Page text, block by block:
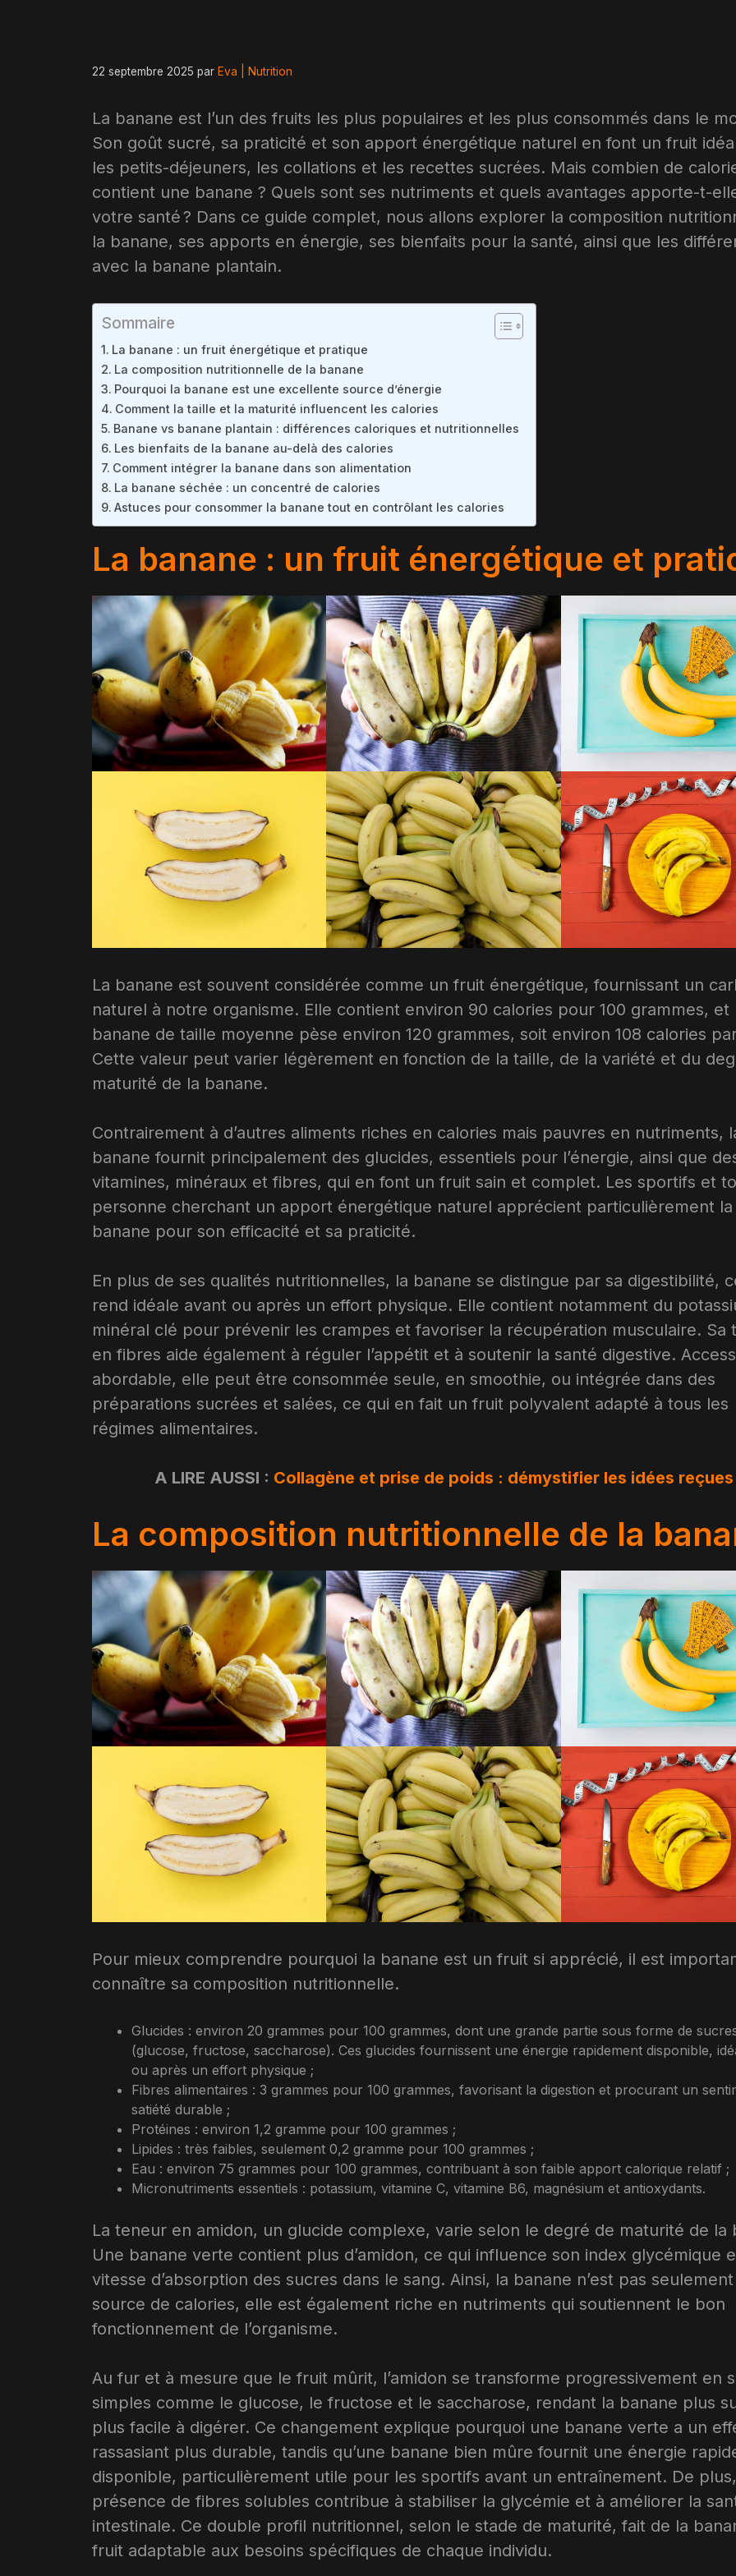
22 septembre 2025 par Eva | Nutrition
La banane est l’un des fruits les plus populaires et les plus consommés dans le
Son goût sucré, sa praticité et son apport énergétique naturel en font un fruit
les petits-déjeuners, les collations et les recettes sucrées. Mais combien de
contient une banane ? Quels sont ses nutriments et quels avantages apporte-t-
votre santé ? Dans ce guide complet, nous allons explorer la composition
la banane, ses apports en énergie, ses bienfaits pour la santé, ainsi que les
avec la banane plantain.
Sommaire
La banane : un fruit énergétique et pratique
La composition nutritionnelle de la banane
Pourquoi la banane est une excellente source d’énergie
Comment la taille et la maturité influencent les calories
Banane vs banane plantain : différences caloriques et nutritionnelles
Les bienfaits de la banane au-delà des calories
Comment intégrer la banane dans son alimentation
La banane séchée : un concentré de calories
Astuces pour consommer la banane tout en contrôlant les calories
La banane : un fruit énergétique et
La banane est souvent considérée comme un fruit énergétique, fournissant un
naturel à notre organisme. Elle contient environ 90 calories pour 100 grammes, et
banane de taille moyenne pèse environ 120 grammes, soit environ 108 calories
Cette valeur peut varier légèrement en fonction de la taille, de la variété et du
maturité de la banane.
Contrairement à d’autres aliments riches en calories mais pauvres en nutriments,
banane fournit principalement des glucides, essentiels pour l’énergie, ainsi que
vitamines, minéraux et fibres, qui en font un fruit sain et complet. Les sportifs et
personne cherchant un apport énergétique naturel apprécient particulièrement la
banane pour son efficacité et sa praticité.
En plus de ses qualités nutritionnelles, la banane se distingue par sa digestibilité,
rend idéale avant ou après un effort physique. Elle contient notamment du
minéral clé pour prévenir les crampes et favoriser la récupération musculaire. Sa
en fibres aide également à réguler l’appétit et à soutenir la santé digestive.
abordable, elle peut être consommée seule, en smoothie, ou intégrée dans des
préparations sucrées et salées, ce qui en fait un fruit polyvalent adapté à tous les
régimes alimentaires.
A LIRE AUSSI : Collagène et prise de poids : démystifier les idées reçues
La composition nutritionnelle de la
Pour mieux comprendre pourquoi la banane est un fruit si apprécié, il est
connaître sa composition nutritionnelle.
Glucides : environ 20 grammes pour 100 grammes, dont une grande partie sous forme de
(glucose, fructose, saccharose). Ces glucides fournissent une énergie rapidement disponible,
ou après un effort physique ;
Fibres alimentaires : 3 grammes pour 100 grammes, favorisant la digestion et procurant un
satiété durable ;
Protéines : environ 1,2 gramme pour 100 grammes ;
Lipides : très faibles, seulement 0,2 gramme pour 100 grammes ;
Eau : environ 75 grammes pour 100 grammes, contribuant à son faible apport calorique relatif ;
Micronutriments essentiels : potassium, vitamine C, vitamine B6, magnésium et antioxydants.
La teneur en amidon, un glucide complexe, varie selon le degré de maturité de la
Une banane verte contient plus d’amidon, ce qui influence son index glycémique
vitesse d’absorption des sucres dans le sang. Ainsi, la banane n’est pas
source de calories, elle est également riche en nutriments qui soutiennent le bon
fonctionnement de l’organisme.
Au fur et à mesure que le fruit mûrit, l’amidon se transforme progressivement en
simples comme le glucose, le fructose et le saccharose, rendant la banane plus
plus facile à digérer. Ce changement explique pourquoi une banane verte a un
rassasiant plus durable, tandis qu’une banane bien mûre fournit une énergie
disponible, particulièrement utile pour les sportifs avant un entraînement. De
présence de fibres solubles contribue à stabiliser la glycémie et à améliorer la
intestinale. Ce double profil nutritionnel, selon le stade de maturité, fait de la
fruit adaptable aux besoins spécifiques de chaque individu.